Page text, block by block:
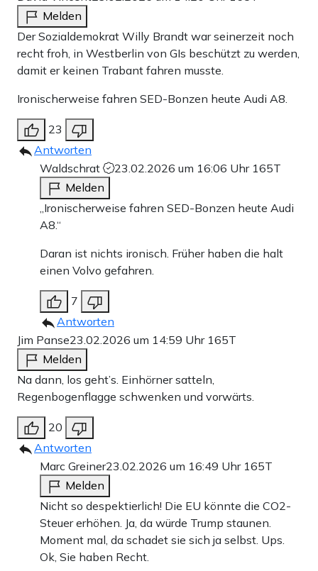
Melden
Der Sozialdemokrat Willy Brandt war seinerzeit noch
recht froh, in Westberlin von GIs beschützt zu werden,
damit er keinen Trabant fahren musste.
Ironischerweise fahren SED-Bonzen heute Audi A8.
23
Antworten
Waldschrat
23.02.2026 um 16:06 Uhr 165T
Melden
„Ironischerweise fahren SED-Bonzen heute Audi
A8.“
Daran ist nichts ironisch. Früher haben die halt
einen Volvo gefahren.
7
Antworten
Jim Panse23.02.2026 um 14:59 Uhr 165T
Melden
Na dann, los geht’s. Einhörner satteln,
Regenbogenflagge schwenken und vorwärts.
20
Antworten
Marc Greiner23.02.2026 um 16:49 Uhr 165T
Melden
Nicht so despektierlich! Die EU könnte die CO2-
Steuer erhöhen. Ja, da würde Trump staunen.
Moment mal, da schadet sie sich ja selbst. Ups.
Ok, Sie haben Recht.